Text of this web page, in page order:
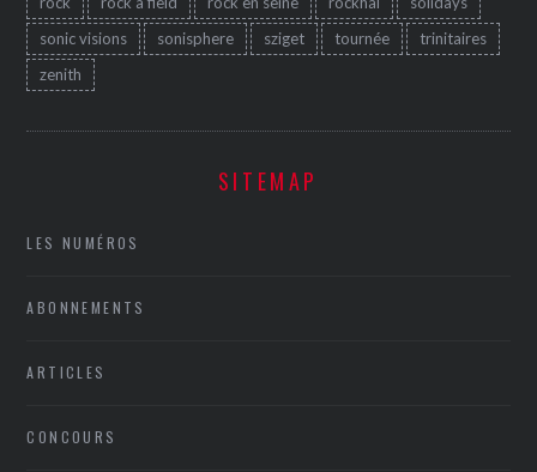
sonic visions
sonisphere sziget tournée
trinitaires
zenith
SITEMAP
LES NUMÉROS
ABONNEMENTS
ARTICLES
CONCOURS